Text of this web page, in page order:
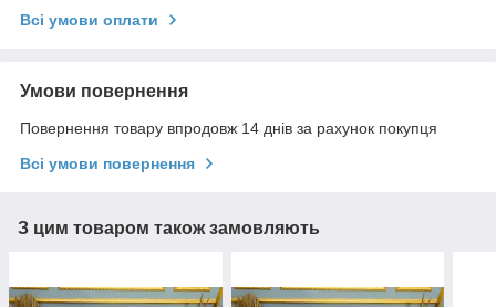
Всі умови оплати
Умови повернення
Повернення товару впродовж 14 днів за рахунок покупця
Всі умови повернення
З цим товаром також замовляють